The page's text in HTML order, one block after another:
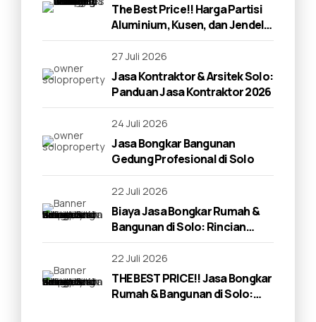
The Best Price!! Harga Partisi
Aluminium, Kusen, dan Jendela
di Solo 2026
27 Juli 2026
Jasa Kontraktor & Arsitek Solo:
Panduan Jasa Kontraktor 2026
24 Juli 2026
Jasa Bongkar Bangunan
Gedung Profesional di Solo
22 Juli 2026
Biaya Jasa Bongkar Rumah &
Bangunan di Solo: Rincian
Lengkap 2026
22 Juli 2026
THE BEST PRICE!! Jasa Bongkar
Rumah & Bangunan di Solo: